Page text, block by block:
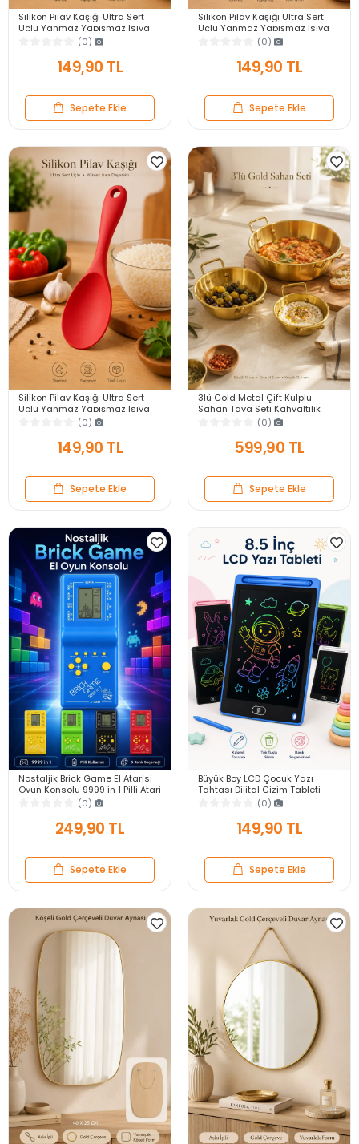
Silikon Pilav Kaşığı Ultra Sert
Uçlu Yanmaz Yapışmaz Isıya
Dayanıklı Gri Servis Yemek
(0)
149,90 TL
Sepete Ekle
Silikon Pilav Kaşığı Ultra Sert
Uçlu Yanmaz Yapışmaz Isıya
Dayanıklı Siyah Servis Yemek
(0)
149,90 TL
Sepete Ekle
Silikon Pilav Kaşığı Ultra Sert
Uçlu Yanmaz Yapışmaz Isıya
Dayanıklı Kırmızı Servis Yemek
(0)
149,90 TL
Sepete Ekle
3lü Gold Metal Çift Kulplu
Sahan Tava Seti Kahvaltılık
Meze Menemen Mutfak Sofra
Sunum Kabı Seti
(0)
599,90 TL
Sepete Ekle
Nostaljik Brick Game El Atarisi
Oyun Konsolu 9999 in 1 Pilli Atari
Eğlenceli Çocuk Oyuncağı
(0)
249,90 TL
Sepete Ekle
Büyük Boy LCD Çocuk Yazı
Tahtası Dijital Çizim Tableti
Kalemli Silinebilir 8.5′ Oyuncak
(0)
149,90 TL
Sepete Ekle